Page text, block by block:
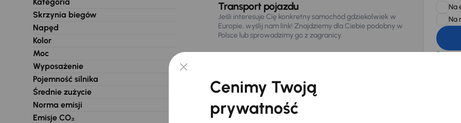
Skrzynia biegów
Napęd
Kolor
Moc
Wyposażenie
Pojemność silnika
Średnie zużycie
Norma emisji
Emisje CO₂
Transport pojazdu
Jeśli interesuje Cię konkretny samochód gdziekolwiek w
Europie, wyślij nam link! Znajdziemy dla Ciebie podobny w
Polsce lub sprowadzimy go z zagranicy.
Na
Na
874/15,
Cenimy Twoją
prywatność